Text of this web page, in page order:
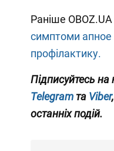
Раніше
симптоми апное
профілактику.
Підписуйтесь на
Telegram та Viber
останніх подій.